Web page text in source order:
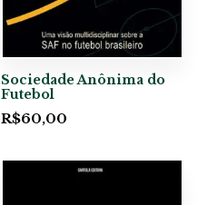
Sociedade Anônima do
Futebol
R$60,00